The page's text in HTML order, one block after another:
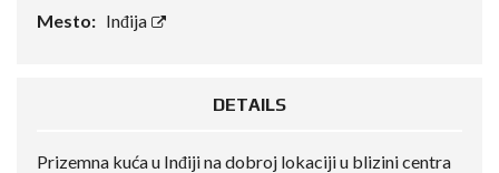
Mesto: Inđija
DETAILS
Prizemna kuća u Inđiji na dobroj lokaciji u blizini centra